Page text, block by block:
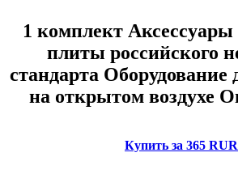
1 комплект Аксессуары
плиты российского
стандарта Оборудование
на открытом воздухе
Купить за 365 RUR